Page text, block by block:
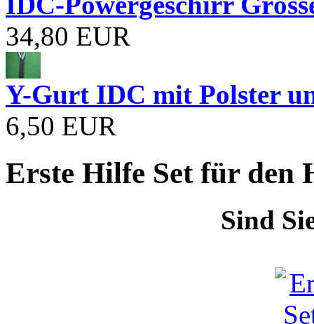
34,80 EUR
Y-Gurt IDC mit Polster
6,50 EUR
Erste Hilfe Set für den
Sind